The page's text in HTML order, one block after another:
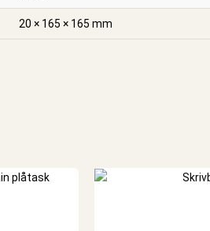
20 × 165 × 165 mm